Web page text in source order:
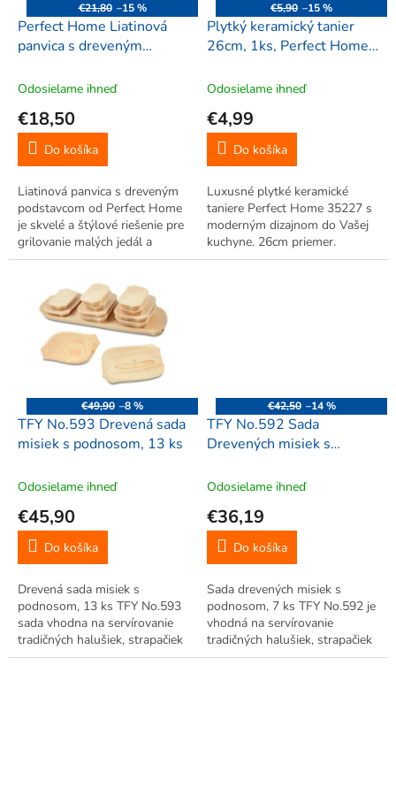
€21,80 –15 %
Perfect Home Liatinová
panvica s dreveným
16644
Odosielame ihneď
€18,50
Do košíka
Liatinová panvica s dreveným
podstavcom od Perfect Home
je skvelé a štýlové riešenie pre
grilovanie malých jedál a
príloh. Je vhodná na použitie
(vrátane indukčných), ako aj v
rúre a na grile do 300 °C
€5,90 –15 %
Plytký keramický tanier
26cm, 1ks, Perfect Home
Odosielame ihneď
€4,99
Do košíka
Luxusné plytké keramické
taniere Perfect Home 35227 s
moderným dizajnom do Vašej
kuchyne. 26cm priemer.
€49,90 –8 %
TFY No.593 Drevená sada
misiek s podnosom, 13 ks
Odosielame ihneď
€45,90
Do košíka
Drevená sada misiek s
podnosom, 13 ks TFY No.593
sada vhodna na servírovanie
tradičných halušiek, strapačiek
či pirohov. Skvelo doplní každý
€42,50 –14 %
TFY No.592 Sada
Drevených misiek s
Odosielame ihneď
€36,19
Do košíka
Sada drevených misiek s
podnosom, 7 ks TFY No.592 je
vhodná na servírovanie
tradičných halušiek, strapačiek
či pirohov. Skvelo doplní každý